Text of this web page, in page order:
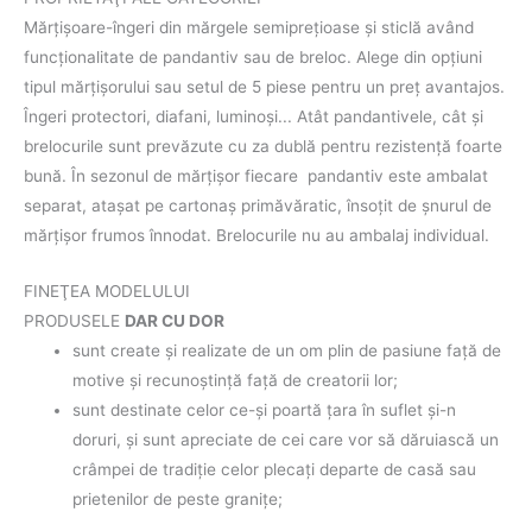
Mărțișoare-îngeri din mărgele semiprețioase și sticlă având
funcţionalitate de pandantiv sau de breloc. Alege din opţiuni
tipul mărţişorului sau setul de 5 piese pentru un preţ avantajos.
Îngeri protectori, diafani, luminoşi... Atât pandantivele, cât şi
brelocurile sunt prevăzute cu za dublă pentru rezistenţă foarte
bună. În sezonul de mărțișor fiecare pandantiv este ambalat
separat, ataşat pe cartonaş primăvăratic, însoţit de şnurul de
mărţişor frumos înnodat. Brelocurile nu au ambalaj individual.
FINEŢEA MODELULUI
PRODUSELE DAR CU DOR
sunt create şi realizate de un om plin de pasiune faţă de
motive şi recunoştinţă faţă de creatorii lor;
sunt destinate celor ce-şi poartă ţara în suflet şi-n
doruri, şi sunt apreciate de cei care vor să dăruiască un
crâmpei de tradiţie celor plecaţi departe de casă sau
prietenilor de peste graniţe;